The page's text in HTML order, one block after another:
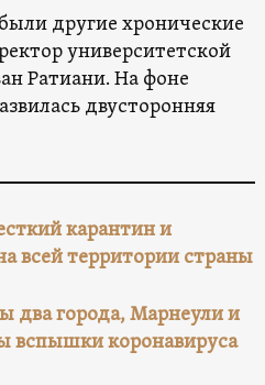
другие хронические
университетской
Ратиани. На фоне
двусторонняя
карантин и
всей территории страны
два города, Марнеули и
вспышки коронавируса